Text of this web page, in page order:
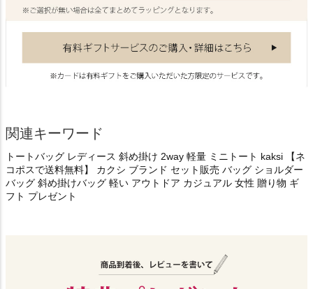
関連キーワード
トートバッグ レディース 斜め掛け 2way 軽量 ミニトート kaksi 【ネ
コポスで送料無料】 カクシ ブランド セット販売 バッグ ショルダー
バッグ 斜め掛けバッグ 軽い アウトドア カジュアル 女性 贈り物 ギ
フト プレゼント